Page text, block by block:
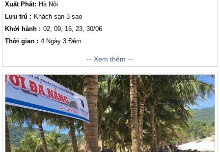
Xuất Phát: Hà Nội
Lưu trú : Khách sạn 3 sao
Khởi hành : 02, 09, 16, 23, 30/06
Thời gian : 4 Ngày 3 Đêm
Đà Nẵng là thành phố biển nổi tiếng nằm ở vị trí trung tâm khoảng cách
giữa thủ đô Hà Nội và TP Hồ Chí Minh. Sở hữu rất nhiều cảnh quan thiên
nhiên đa dạng, Đà Nẵng không chỉ thu hút với bãi biển trải dài. Ngoài ra
Đà Nẵng còn là trung tâm của 3 di sản văn hóa nổi tiếng thế giới là Cố đô
Huế, phố cổ Hội An và thánh địa Mỹ Sơn. Không chỉ hấp dẫn với cảnh
quan thiên nhiên xinh đẹp, Đà Nẵng còn là một thành phố đáng sống bởi
sự trong lành và yên bình nơi đây. khách thăm quan có thể dành ra 4
ngày để khám phá hết thành phố biển xinh đẹp này.
Xem thêm